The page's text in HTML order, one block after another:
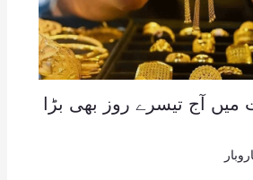
آج تیسرے روز بھی بڑا